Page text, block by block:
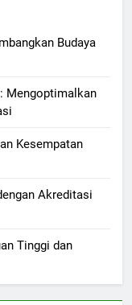
Budaya
Mengoptimalkan
Kesempatan
Akreditasi
Tinggi dan